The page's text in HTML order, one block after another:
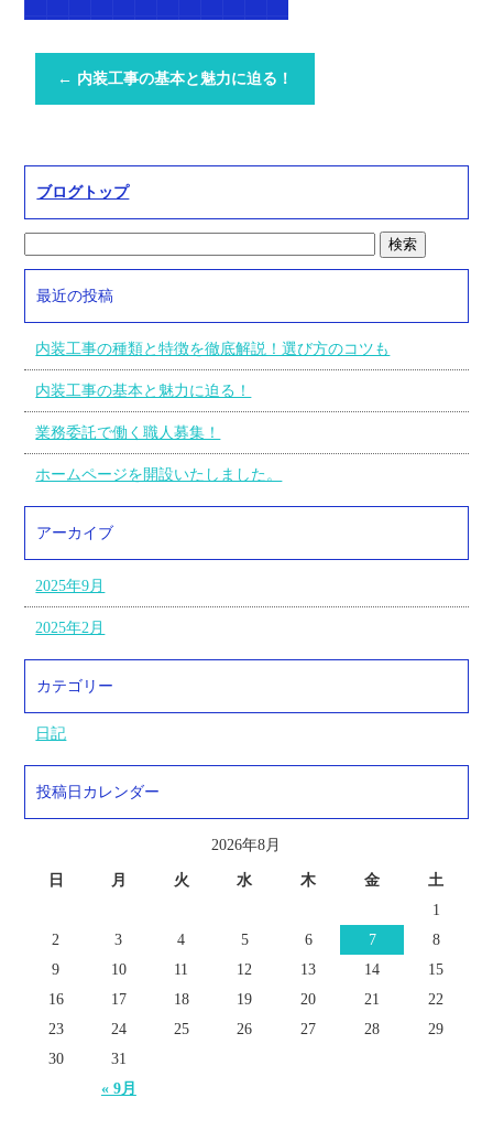
← 内装工事の基本と魅力に迫る！
ブログトップ
最近の投稿
内装工事の種類と特徴を徹底解説！選び方のコツも
内装工事の基本と魅力に迫る！
業務委託で働く職人募集！
ホームページを開設いたしました。
アーカイブ
2025年9月
2025年2月
カテゴリー
日記
投稿日カレンダー
2026年8月
日 月 火 水 木 金 土
« 9月
1
2
3 4 5 6 7
8
9
10 11 12 13 14
15
16
17 18 19 20 21
22
23
24 25 26 27 28
29
30
31